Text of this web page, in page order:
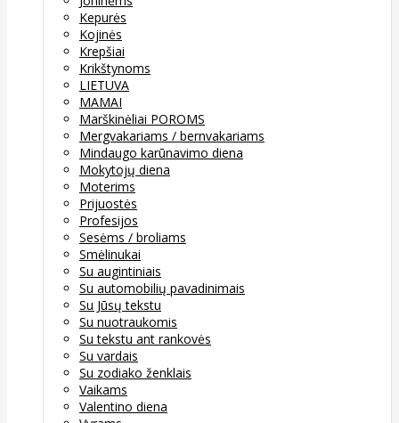
Kepurės
Kojinės
Krepšiai
Krikštynoms
LIETUVA
MAMAI
Marškinėliai POROMS
Mergvakariams / bernvakariams
Mindaugo karūnavimo diena
Mokytojų diena
Moterims
Prijuostės
Profesijos
Sesėms / broliams
Smėlinukai
Su augintiniais
Su automobilių pavadinimais
Su Jūsų tekstu
Su nuotraukomis
Su tekstu ant rankovės
Su vardais
Su zodiako ženklais
Vaikams
Valentino diena